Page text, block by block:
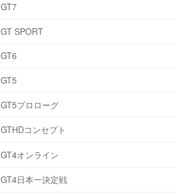
GT7
GT SPORT
GT6
GT5
GT5プロローグ
GTHDコンセプト
GT4オンライン
GT4日本一決定戦